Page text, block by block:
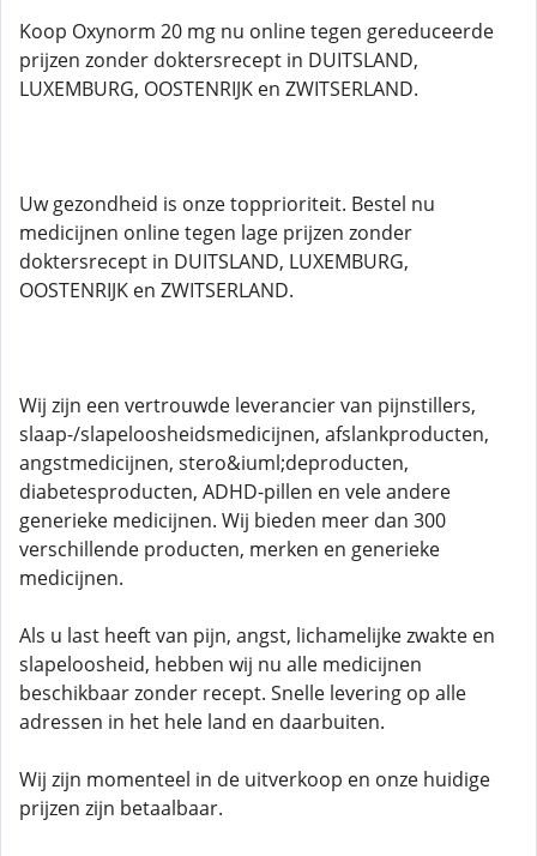
Koop Oxynorm 20 mg nu online tegen gereduceerde
prijzen zonder doktersrecept in DUITSLAND,
LUXEMBURG, OOSTENRIJK en ZWITSERLAND.
Uw gezondheid is onze topprioriteit. Bestel nu
medicijnen online tegen lage prijzen zonder
doktersrecept in DUITSLAND, LUXEMBURG,
OOSTENRIJK en ZWITSERLAND.
Wij zijn een vertrouwde leverancier van pijnstillers,
slaap-/slapeloosheidsmedicijnen, afslankproducten,
angstmedicijnen, stero&iuml;deproducten,
diabetesproducten, ADHD-pillen en vele andere
generieke medicijnen. Wij bieden meer dan 300
verschillende producten, merken en generieke
medicijnen.
Als u last heeft van pijn, angst, lichamelijke zwakte en
slapeloosheid, hebben wij nu alle medicijnen
beschikbaar zonder recept. Snelle levering op alle
adressen in het hele land en daarbuiten.
Wij zijn momenteel in de uitverkoop en onze huidige
prijzen zijn betaalbaar.